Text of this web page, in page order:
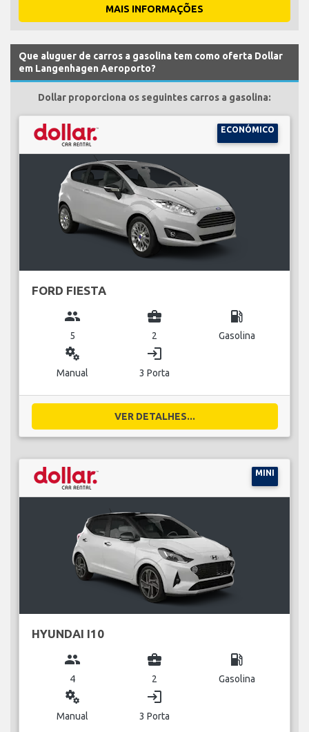
MAIS INFORMAÇÕES
Que aluguer de carros a gasolina tem como oferta Dollar
em Langenhagen Aeroporto?
Dollar proporciona os seguintes carros a gasolina:
ECONÓMICO
FORD FIESTA
group
5
business_center
2
local_gas_station
Gasolina
miscellaneous_services
Manual
login
3 Porta
VER DETALHES...
MINI
HYUNDAI I10
group
4
business_center
2
local_gas_station
Gasolina
miscellaneous_services
Manual
login
3 Porta